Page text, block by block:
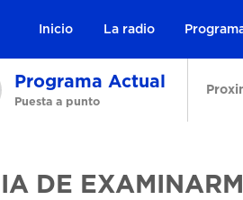
Inicio La radio
Programa Actual
Puesta a punto
DE